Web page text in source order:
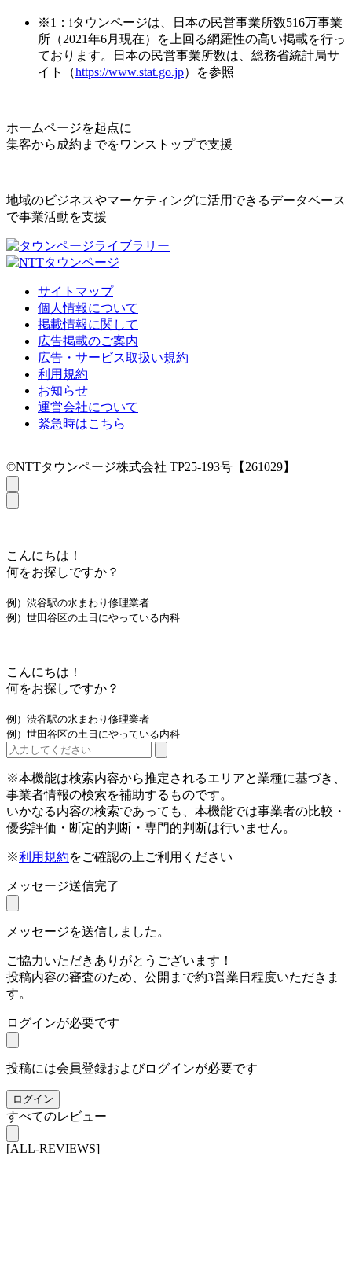
※1：iタウンページは、日本の民営事業所数516万事業
所（2021年6月現在）を上回る網羅性の高い掲載を行っ
ております。日本の民営事業所数は、総務省統計局サ
イト（https://www.stat.go.jp）を参照
ホームページを起点に
集客から成約までをワンストップで支援
地域のビジネスやマーケティングに活用できるデータベース
で事業活動を支援
サイトマップ
個人情報について
掲載情報に関して
広告掲載のご案内
広告・サービス取扱い規約
利用規約
お知らせ
運営会社について
緊急時はこちら
©NTTタウンページ株式会社 TP25-193号【261029】
こんにちは！
何をお探しですか？
例）渋谷駅の水まわり修理業者
例）世田谷区の土日にやっている内科
こんにちは！
何をお探しですか？
例）渋谷駅の水まわり修理業者
例）世田谷区の土日にやっている内科
※本機能は検索内容から推定されるエリアと業種に基づき、
事業者情報の検索を補助するものです。
いかなる内容の検索であっても、本機能では事業者の比較・
優劣評価・断定的判断・専門的判断は行いません。
※利用規約をご確認の上ご利用ください
メッセージ送信完了
メッセージを送信しました。
ご協力いただきありがとうございます！
投稿内容の審査のため、公開まで約3営業日程度いただきま
す。
ログインが必要です
投稿には会員登録およびログインが必要です
ログイン
すべてのレビュー
[ALL-REVIEWS]